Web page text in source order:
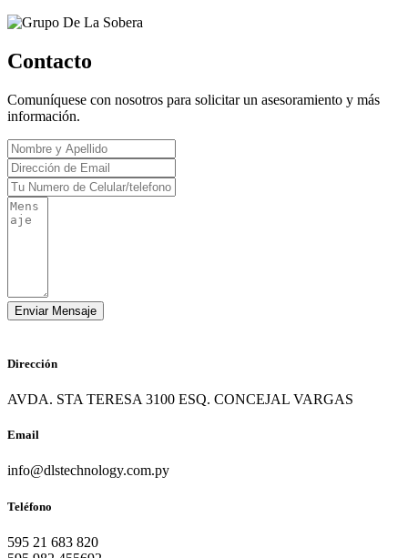
Contacto
Comuníquese con nosotros para solicitar un asesoramiento y más
información.
Dirección
AVDA. STA TERESA 3100 ESQ. CONCEJAL VARGAS
Email
info@dlstechnology.com.py
Teléfono
595 21 683 820